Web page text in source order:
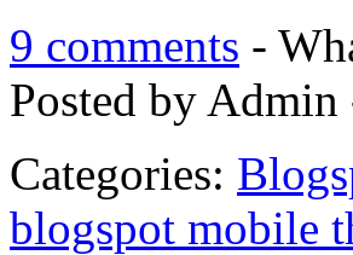
9 comments -
Posted by
Categories:
blogspot mobile